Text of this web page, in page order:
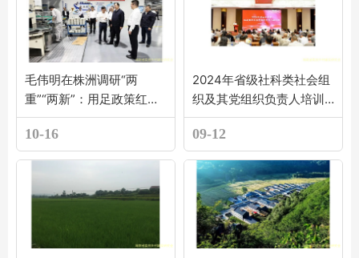
毛伟明在株洲调研“两
重”“两新”：用足政策红利
加快项目建设 让企业群众
得到更多实惠
10-16
2024年省级社科类社会组
织及其党组织负责人培训
班开班
09-12